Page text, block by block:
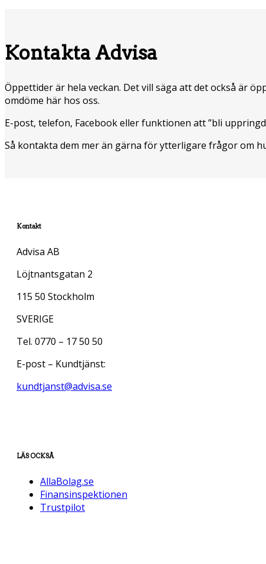
Kontakta Advisa
Öppettider är hela veckan. Det vill säga att det också är
omdöme här hos oss.
E-post, telefon, Facebook eller funktionen att ”bli
Så kontakta dem mer än gärna för ytterligare frågor om
Kontakt
Advisa AB
Löjtnantsgatan 2
115 50 Stockholm
SVERIGE
Tel. 0770 – 17 50 50
E-post – Kundtjänst:
kundtjanst@advisa.se
LÄS OCKSÅ
AllaBolag.se
Finansinspektionen
Trustpilot